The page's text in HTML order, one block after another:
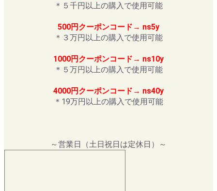
＊５千円以上の購入で使用可能
500円クーポンコード→ ns5y
＊３万円以上の購入で使用可能
1000円クーポンコード→ ns10y
＊５万円以上の購入で使用可能
4000円クーポンコード→ ns40y
＊19万円以上の購入で使用可能
～営業日（土日祝日は定休日）～